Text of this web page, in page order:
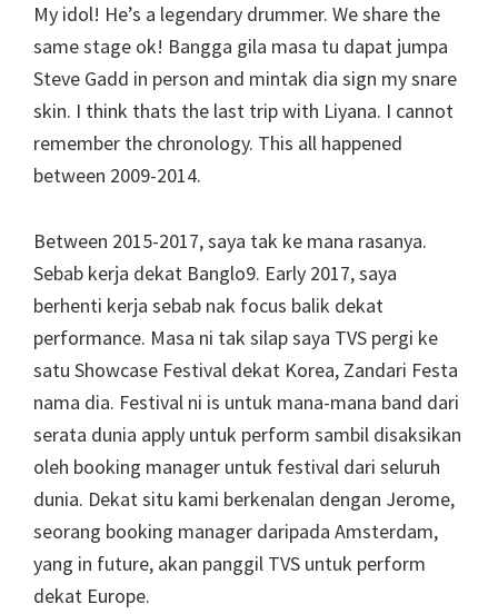
My idol! He’s a legendary drummer. We share the
same stage ok! Bangga gila masa tu dapat jumpa
Steve Gadd in person and mintak dia sign my snare
skin. I think thats the last trip with Liyana. I cannot
remember the chronology. This all happened
between 2009-2014.
Between 2015-2017, saya tak ke mana rasanya.
Sebab kerja dekat Banglo9. Early 2017, saya
berhenti kerja sebab nak focus balik dekat
performance. Masa ni tak silap saya TVS pergi ke
satu Showcase Festival dekat Korea, Zandari Festa
nama dia. Festival ni is untuk mana-mana band dari
serata dunia apply untuk perform sambil disaksikan
oleh booking manager untuk festival dari seluruh
dunia. Dekat situ kami berkenalan dengan Jerome,
seorang booking manager daripada Amsterdam,
yang in future, akan panggil TVS untuk perform
dekat Europe.